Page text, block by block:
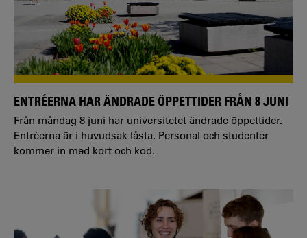
ENTRÉERNA HAR ÄNDRADE ÖPPETTIDER FRÅN 8 JUNI
Från måndag 8 juni har universitetet ändrade öppettider.
Entréerna är i huvudsak låsta. Personal och studenter
kommer in med kort och kod.